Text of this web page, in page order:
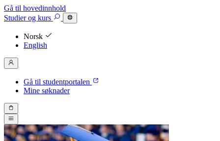
Gå til hovedinnhold
Studierog kurs
Norsk
English
Gå til studentportalen
Mine søknader